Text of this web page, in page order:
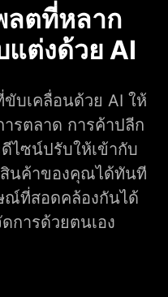
ลตที่หลาก
ต่งด้วย AI
ขับเคลื่อนด้วย AI ให้
รตลาด การค้าปลีก
ไซน์ปรับให้เข้ากับ
นค้าของคุณได้ทันที
ณ์ที่สอดคล้องกันได้
การด้วยตนเอง